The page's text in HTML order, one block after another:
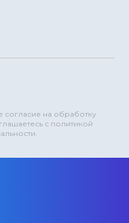
согласие на обработку
с политикой